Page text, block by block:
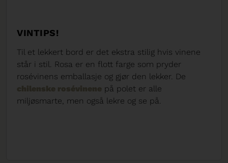
VINTIPS!
Til et lekkert bord er det ekstra stilig hvis vinene
står i stil. Rosa er en flott farge som pryder
rosévinens emballasje og gjør den lekker. De
chilenske rosévinene på polet er alle
miljøsmarte, men også lekre og se på.